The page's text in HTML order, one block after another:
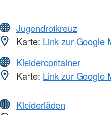
Jugendrotkreuz
Karte: Link zur Google
Kleidercontainer
Karte: Link zur Google
Kleiderläden